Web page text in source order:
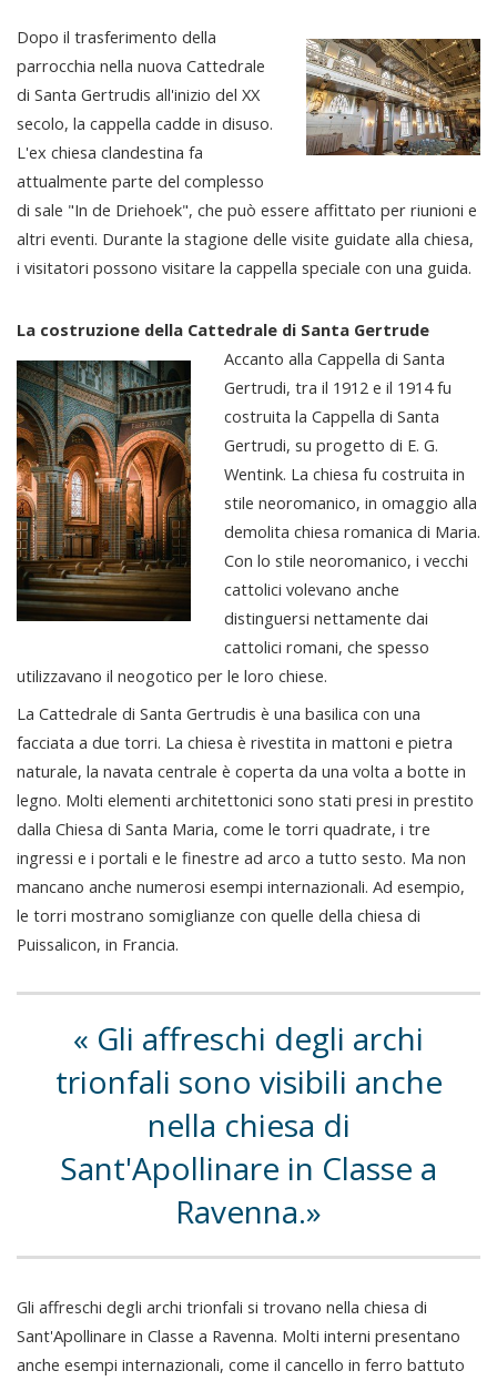
Dopo il trasferimento della
parrocchia nella nuova Cattedrale
di Santa Gertrudis all'inizio del XX
secolo, la cappella cadde in disuso.
L'ex chiesa clandestina fa
attualmente parte del complesso
di sale "In de Driehoek", che può essere affittato per riunioni e
altri eventi. Durante la stagione delle visite guidate alla chiesa,
i visitatori possono visitare la cappella speciale con una guida.
La costruzione della Cattedrale di Santa Gertrude
Accanto alla Cappella di Santa
Gertrudi, tra il 1912 e il 1914 fu
costruita la Cappella di Santa
Gertrudi, su progetto di E. G.
Wentink. La chiesa fu costruita in
stile neoromanico, in omaggio alla
demolita chiesa romanica di Maria.
Con lo stile neoromanico, i vecchi
cattolici volevano anche
distinguersi nettamente dai
cattolici romani, che spesso
utilizzavano il neogotico per le loro chiese.
La Cattedrale di Santa Gertrudis è una basilica con una
facciata a due torri. La chiesa è rivestita in mattoni e pietra
naturale, la navata centrale è coperta da una volta a botte in
legno. Molti elementi architettonici sono stati presi in prestito
dalla Chiesa di Santa Maria, come le torri quadrate, i tre
ingressi e i portali e le finestre ad arco a tutto sesto. Ma non
mancano anche numerosi esempi internazionali. Ad esempio,
le torri mostrano somiglianze con quelle della chiesa di
Puissalicon, in Francia.
Gli affreschi degli archi
trionfali sono visibili anche
nella chiesa di
Sant'Apollinare in Classe a
Ravenna.
Gli affreschi degli archi trionfali si trovano nella chiesa di
Sant'Apollinare in Classe a Ravenna. Molti interni presentano
anche esempi internazionali, come il cancello in ferro battuto